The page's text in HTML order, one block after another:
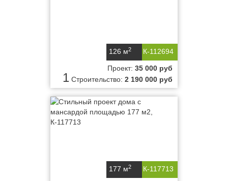
К-112694
126 м2
1
Проект: 35 000 руб
Строительство: 2 190 000 руб
К-117713
177 м2